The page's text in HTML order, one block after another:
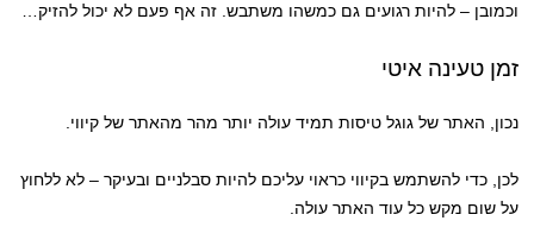
וכמובן – להיות רגועים גם כמשהו משתבש. זה אף פעם לא יכול להזיק…
זמן טעינה איטי
נכון, האתר של גוגל טיסות תמיד עולה יותר מהר מהאתר של קיווי.
לכן, כדי להשתמש בקיווי כראוי עליכם להיות סבלניים ובעיקר – לא ללחוץ
על שום מקש כל עוד האתר עולה.